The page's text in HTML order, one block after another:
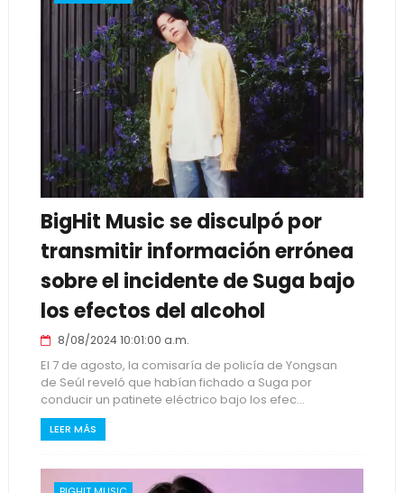
BigHit Music se disculpó por
transmitir información errónea
sobre el incidente de Suga bajo
los efectos del alcohol
8/08/2024 10:01:00 a.m.
El 7 de agosto, la comisaría de policía de Yongsan
de Seúl reveló que habían fichado a Suga por
conducir un patinete eléctrico bajo los efec...
LEER MÁS